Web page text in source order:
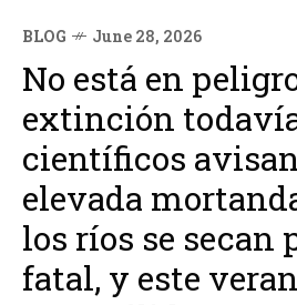
BLOG June 28, 2026
No está en
extinción
científicos
elevada
los ríos se secan
fatal, y este